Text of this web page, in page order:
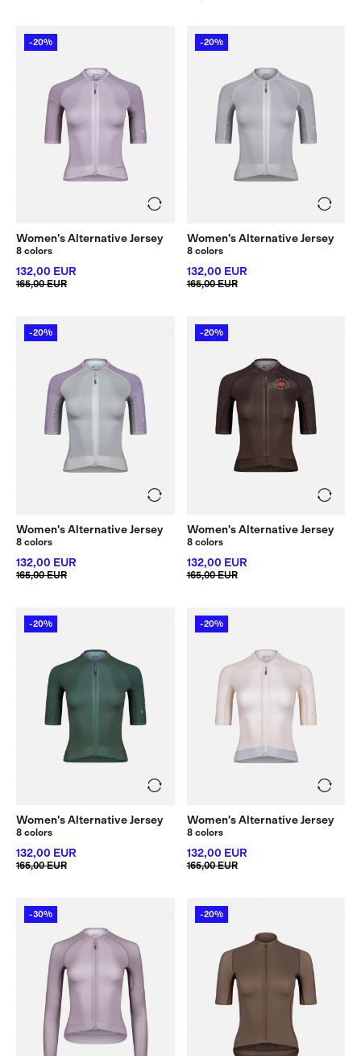
-20%
Women's Alternative Jersey
8 colors
132,00 EUR
165,00 EUR
-20%
Women's Alternative Jersey
8 colors
132,00 EUR
165,00 EUR
-20%
Women's Alternative Jersey
8 colors
132,00 EUR
165,00 EUR
-20%
Women's Alternative Jersey
8 colors
132,00 EUR
165,00 EUR
-20%
Women's Alternative Jersey
8 colors
132,00 EUR
165,00 EUR
-20%
Women's Alternative Jersey
8 colors
132,00 EUR
165,00 EUR
-30% -20%